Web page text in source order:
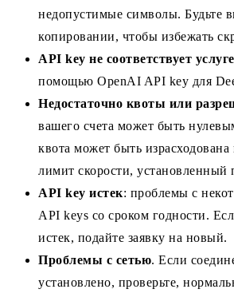
недопустимые символы. Будьте
копировании, чтобы избежать
API key не соответствует услуге
помощью OpenAI API key для
Недостаточно квоты или
вашего счета может быть
квота может быть
лимит скорости, установленный
API key истек: проблемы с
API keys со сроком годности.
истек, подайте заявку на новый.
Проблемы с сетью. Если
установлено, проверьте,